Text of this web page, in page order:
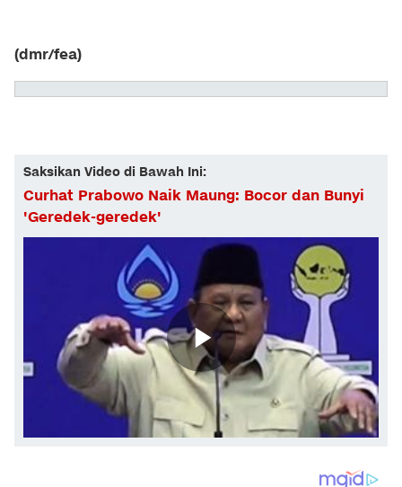
(dmr/fea)
Saksikan Video di Bawah Ini:
Curhat Prabowo Naik Maung: Bocor dan Bunyi
'Geredek-geredek'